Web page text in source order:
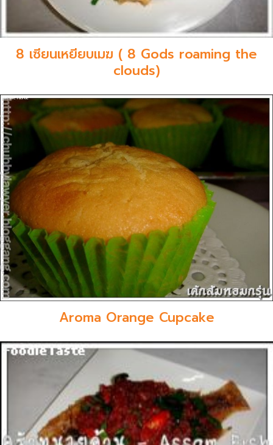
8 เซียนเหยียบเมฆ ( 8 Gods roaming the
clouds)
Aroma Orange Cupcake